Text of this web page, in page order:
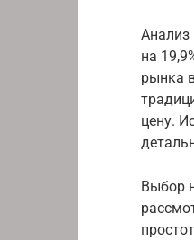
Анализ
на
рынка
цену.
Выбор